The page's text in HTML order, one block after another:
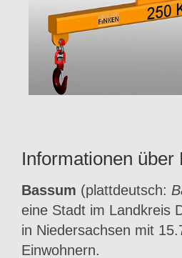
Informationen über
Bassum (plattdeutsch:
eine Stadt im Landkreis
in Niedersachsen mit
Einwohnern.